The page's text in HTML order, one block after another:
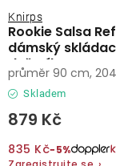
Rookie Salsa
dámský
deštník
Knirps
Skladem
879 Kč
835 Kč−5%
průměr 90 cm,